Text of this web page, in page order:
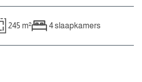
245 m² 4slaapkamers